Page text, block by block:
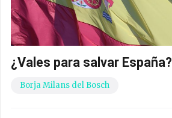
¿Vales para salvar España?
Borja Milans del Bosch